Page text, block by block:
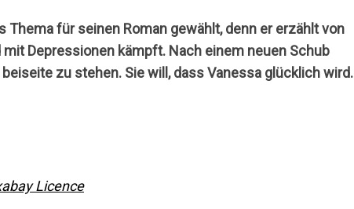
Thema für seinen Roman gewählt, denn er erzählt von
mit Depressionen kämpft. Nach einem neuen Schub
zu stehen. Sie will, dass Vanessa glücklich wird.
Licence